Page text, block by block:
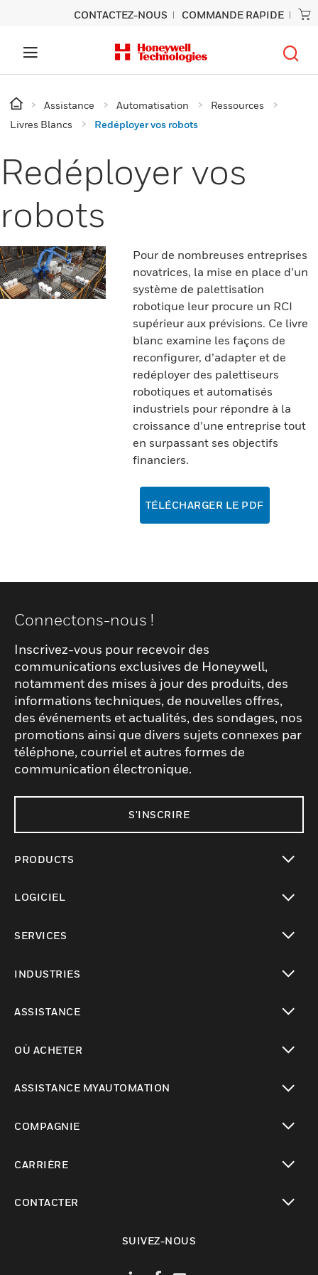
CONTACTEZ-NOUS COMMANDE RAPIDE
Assistance Automatisation
Ressources
Livres Blancs
Redéployer vos robots
Redéployer vos
robots
Pour de nombreuses entreprises
novatrices, la mise en place d’un
système de palettisation
robotique leur procure un RCI
supérieur aux prévisions. Ce livre
blanc examine les façons de
reconfigurer, d’adapter et de
redéployer des palettiseurs
robotiques et automatisés
industriels pour répondre à la
croissance d’une entreprise tout
en surpassant ses objectifs
financiers.
TÉLÉCHARGER LE PDF
Connectons-nous !
Inscrivez-vous pour recevoir des
communications exclusives de Honeywell,
notamment des mises à jour des produits, des
informations techniques, de nouvelles offres,
des événements et actualités, des sondages, nos
promotions ainsi que divers sujets connexes par
téléphone, courriel et autres formes de
communication électronique.
S'INSCRIRE
PRODUCTS
LOGICIEL
SERVICES
INDUSTRIES
ASSISTANCE
OÙ ACHETER
ASSISTANCE MYAUTOMATION
COMPAGNIE
CARRIÈRE
CONTACTER
SUIVEZ-NOUS